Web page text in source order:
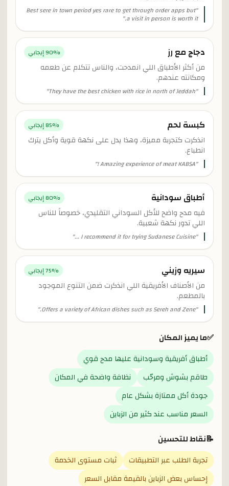
"
Best sere in town period yes rare to get through order apps but
a visit in person is worth it.
"
دجاج مع رز 90% إيجابي
من أكثر الأطباق اللي انمدحت، والناس تتكلم عن طعمه
ومكانته عندهم.
"
They have the best chicken with rice in north of Jeddah
"
كبسة لحم 85% إيجابي
انذكرت كتجربة مميزة، وهذا يدل على نكهة قوية وأكل يترك
انطباع.
"
Amazing experience of meat KABSA !
"
أطباق سودانية 80% إيجابي
فيه مدح واضح للأكل السوداني التقليدي، خصوصاً للناس
اللي تدور نكهة شعبية.
"
I recommend it for trying Sudanese Cuisine ...
"
سيريه وزيني 75% إيجابي
من الأصناف الأفريقية اللي انذكرت ضمن التنوع الموجود
بالمطعم.
"
Offers a variety of African dishes such as Sereh and Zene.
"
✅ما يميز المكان
أطباق أفريقية وسودانية عليها مدح قوي
طاقم بشوش ومرحّب
نظافة واضحة في المكان
جودة أكل ممتازة بشكل عام
السعر مناسب عند كثير من الزباين
📝نقاط للتحسين
تجربة الطلب عبر التطبيقات
ثبات مستوى الخدمة
إحساس بعض الزباين بالقيمة مقابل السعر